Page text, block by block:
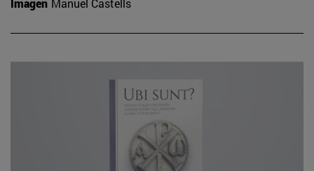
Imagen Manuel Castells